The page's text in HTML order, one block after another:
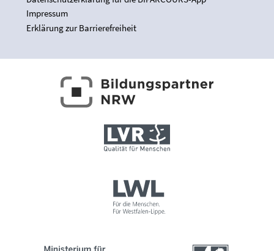
Impressum
Erklärung zur Barrierefreiheit